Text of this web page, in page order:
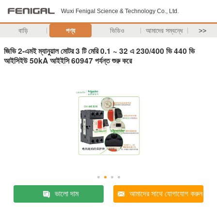
Wuxi Fenigal Science & Technology Co., Ltd.
বাড়ি পণ্য ভিডিও আমাদের সম্বন্ধে >>
জিভি 2-এমই ম্যানুয়াল মোটর 3 টি মেরি 0.1 ~ 32 এ 230/400 ভি 440 ভি
আইসিইউ 50kA আইইসি 60947 পর্যন্ত শুরু করে
ভালো দাম আমাদের সাথে যোগাযোগ করুন